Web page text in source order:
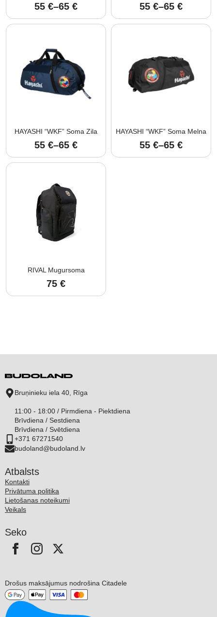
55 €–65 €
Price
range:
through
65 €
55 €–65 €
Price
range:
65 €
HAYASHI “WKF” Soma Zila
55 €–65 €
Price
range:
through
65 €
HAYASHI “WKF” Soma Melna
55 €–65 €
Price
RIVAL Mugursoma
75 €
Bruņinieku iela 40, Rīga
11:00 - 18:00 / Pirmdiena - Piektdiena
Brīvdiena / Sestdiena
Brīvdiena / Svētdiena
+371 67271540
budoland@budoland.lv
Atbalsts
Kontakti
Privātuma politika
Lietošanas noteikumi
Veikals
Seko
Drošus maksājumus nodrošina Citadele